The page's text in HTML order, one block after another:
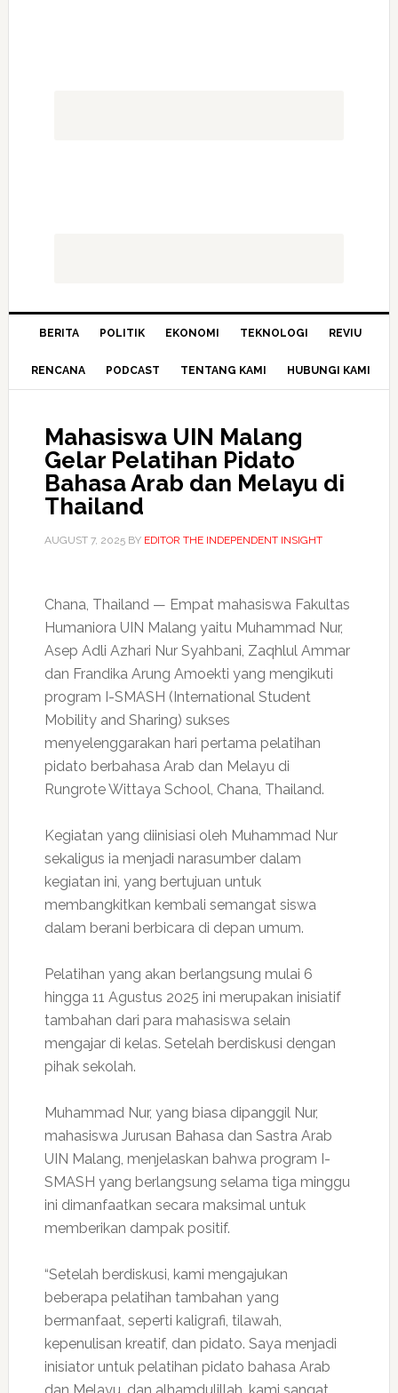
BERITA POLITIK EKONOMI TEKNOLOGI REVIU
RENCANA PODCAST TENTANG KAMI HUBUNGI KAMI
Mahasiswa UIN Malang
Gelar Pelatihan Pidato
Bahasa Arab dan Melayu di
Thailand
AUGUST 7, 2025BY EDITOR THE INDEPENDENT INSIGHT
Chana, Thailand — Empat mahasiswa Fakultas
Humaniora UIN Malang yaitu Muhammad Nur,
Asep Adli Azhari Nur Syahbani, Zaqhlul Ammar
dan Frandika Arung Amoekti yang mengikuti
program I-SMASH (International Student
Mobility and Sharing) sukses
menyelenggarakan hari pertama pelatihan
pidato berbahasa Arab dan Melayu di
Rungrote Wittaya School, Chana, Thailand.
Kegiatan yang diinisiasi oleh Muhammad Nur
sekaligus ia menjadi narasumber dalam
kegiatan ini, yang bertujuan untuk
membangkitkan kembali semangat siswa
dalam berani berbicara di depan umum.
Pelatihan yang akan berlangsung mulai 6
hingga 11 Agustus 2025 ini merupakan inisiatif
tambahan dari para mahasiswa selain
mengajar di kelas. Setelah berdiskusi dengan
pihak sekolah.
Muhammad Nur, yang biasa dipanggil Nur,
mahasiswa Jurusan Bahasa dan Sastra Arab
UIN Malang, menjelaskan bahwa program I-
SMASH yang berlangsung selama tiga minggu
ini dimanfaatkan secara maksimal untuk
memberikan dampak positif.
“Setelah berdiskusi, kami mengajukan
beberapa pelatihan tambahan yang
bermanfaat, seperti kaligrafi, tilawah,
kepenulisan kreatif, dan pidato. Saya menjadi
inisiator untuk pelatihan pidato bahasa Arab